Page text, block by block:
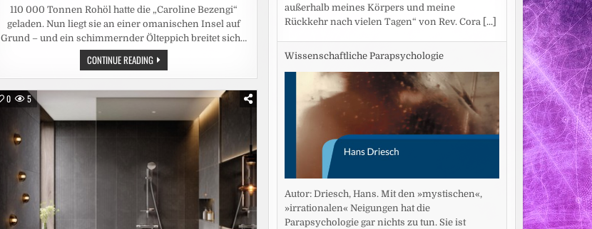
110 000 Tonnen Rohöl hatte die „Caroline Bezengi“
geladen. Nun liegt sie an einer omanischen Insel auf
Grund – und ein schimmernder Ölteppich breitet sich…
CONTINUE READINGUMWELTKATASTROPHE:
DROHENDE
ÖLKATASTROPHE
VOR
DER
DES
OMAN
0 5
außerhalb meines Körpers und meine
Rückkehr nach vielen Tagen“ von Rev. Cora [...]
Wissenschaftliche Parapsychologie
Autor: Driesch, Hans. Mit den »mystischen«,
»irrationalen« Neigungen hat die
Parapsychologie gar nichts zu tun. Sie ist